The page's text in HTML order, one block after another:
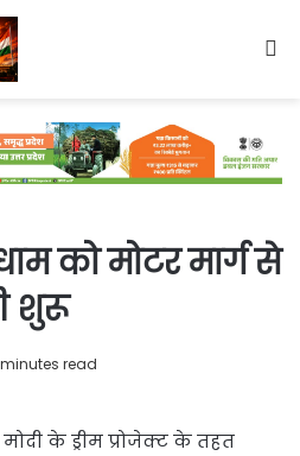
को मोटर मार्ग से
शुरू
read
मोदी के ड्रीम प्रोजेक्ट के तहत